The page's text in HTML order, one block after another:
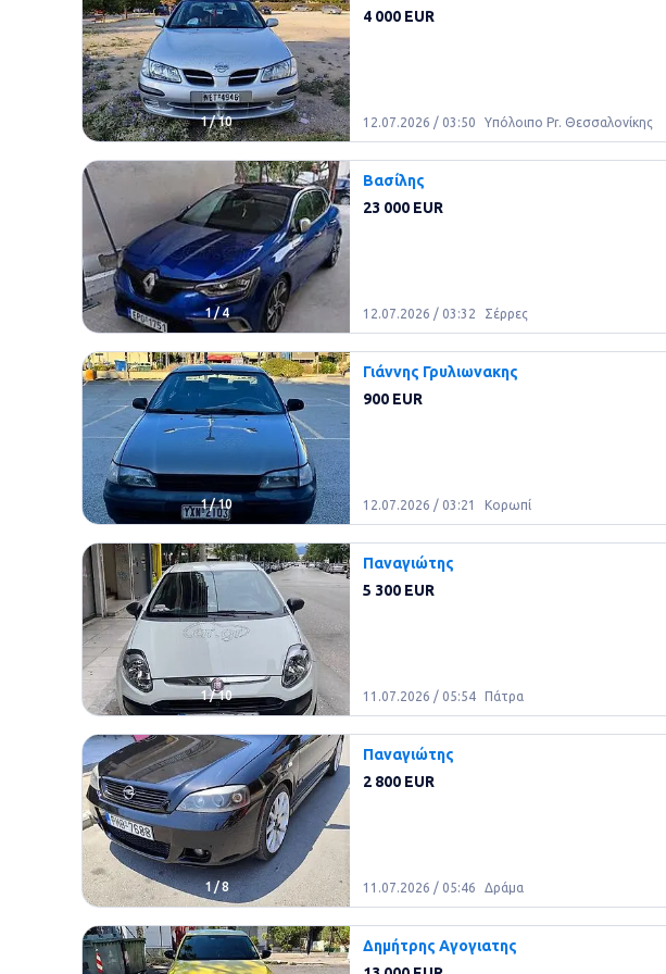
1/10
4 000 EUR
12.07.2026 / 03:50 Υπόλοιπο Pr. Θεσσαλονίκης
1/4
Βασίλης
23 000 EUR
12.07.2026 / 03:32 Σέρρες
1/10
Γιάννης Γρυλιωνακης
900 EUR
12.07.2026 / 03:21 Κορωπί
1/10
Παναγιώτης
5 300 EUR
11.07.2026 / 05:54 Πάτρα
1/8
Παναγιώτης
2 800 EUR
11.07.2026 / 05:46 Δράμα
Δημήτρης Αγογιατης